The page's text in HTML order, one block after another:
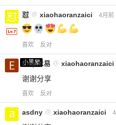
怼 @ xiaohaoranzaici 4月前
喜欢 反对
小黑屋
Emp木易 @ xiaohaoranzaici
谢谢分享
喜欢 反对
asdny @ xiaohaoranzaici